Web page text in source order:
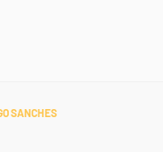
SANCHES